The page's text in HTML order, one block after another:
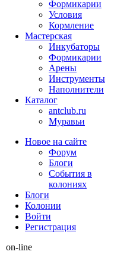
Формикарии
Условия
Кормление
Мастерская
Инкубаторы
Формикарии
Арены
Инструменты
Наполнители
Каталог
antclub.ru
Муравьи
Новое на сайте
Форум
Блоги
События в
колониях
Блоги
Колонии
Войти
Peгиcтpaция
on-line